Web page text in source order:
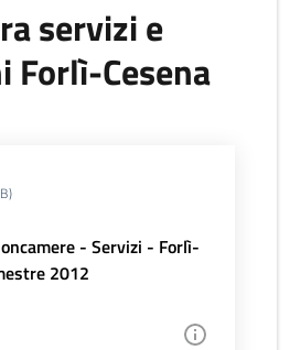
servizi e
Forlì-Cesena
- Servizi - Forlì-
2012